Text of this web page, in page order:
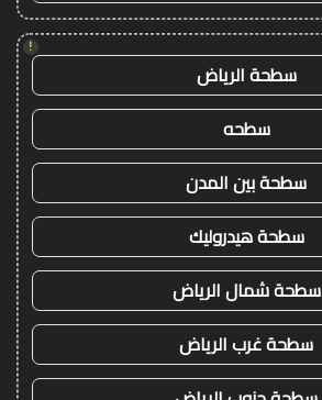
!
سطحة الرياض
سطحه
سطحة بين المدن
سطحة هيدروليك
سطحة شمال الرياض
سطحة غرب الرياض